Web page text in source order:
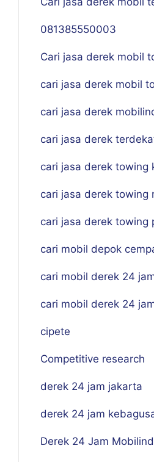
081385550003
Cari jasa derek mobil
cari jasa derek mobil
cari jasa derek
cari jasa derek
cari jasa derek towing
cari jasa derek towing
cari jasa derek towing
cari mobil depok
cari mobil derek 24
cari mobil derek 24
cipete
Competitive research
derek 24 jam jakarta
derek 24 jam
Derek 24 Jam